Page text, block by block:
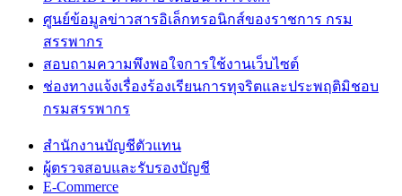
ศูนย์ข้อมูลข่าวสารอิเล็กทรอนิกส์ของราชการ กรม
สรรพากร
สอบถามความพึงพอใจการใช้งานเว็บไซต์
ช่องทางแจ้งเรื่องร้องเรียนการทุจริตและประพฤติมิชอบ
กรมสรรพากร
สำนักงานบัญชีตัวแทน
ผู้ตรวจสอบและรับรองบัญชี
E-Commerce